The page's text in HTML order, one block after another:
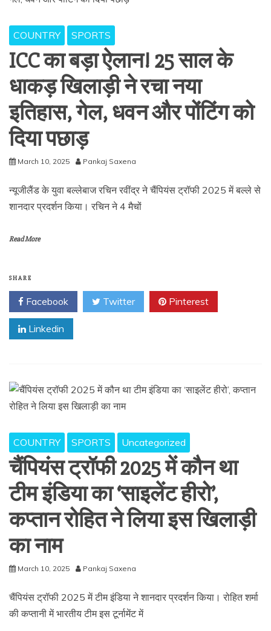
COUNTRY SPORTS
ICC का बड़ा ऐलान! 25 साल के
धाकड़ खिलाड़ी ने रचा नया
इतिहास, गेल, धवन और पोंटिंग को
दिया पछाड़
March 10, 2025 Pankaj Saxena
न्यूजीलैंड के युवा बल्लेबाज रचिन रवींद्र ने चैंपियंस ट्रॉफी 2025 में बल्ले से
शानदार प्रदर्शन किया। रचिन ने 4 मैचों
Read More
SHARE
Facebook Twitter Pinterest
Linkedin
COUNTRY SPORTS Uncategorized
चैंपियंस ट्रॉफी 2025 में कौन था
टीम इंडिया का ‘साइलेंट हीरो’,
कप्तान रोहित ने लिया इस खिलाड़ी
का नाम
March 10, 2025 Pankaj Saxena
चैंपियंस ट्रॉफी 2025 में टीम इंडिया ने शानदार प्रदर्शन किया। रोहित शर्मा
की कप्तानी में भारतीय टीम इस टूर्नामेंट में